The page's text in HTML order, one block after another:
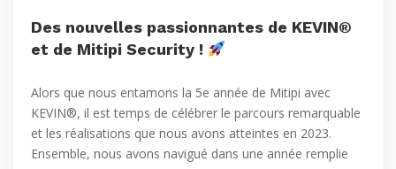
Des nouvelles passionnantes de KEVIN®
et de Mitipi Security !
Alors que nous entamons la 5e année de Mitipi avec
KEVIN®, il est temps de célébrer le parcours remarquable
et les réalisations que nous avons atteintes en 2023.
Ensemble, nous avons navigué dans une année remplie